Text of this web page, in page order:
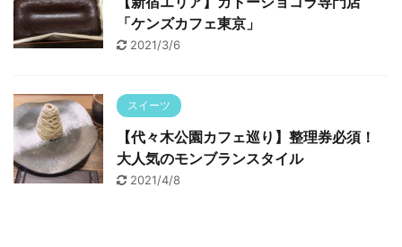
「ケンズカフェ東京」
2021/3/6
スイーツ
【代々木公園カフェ巡り】整理券必須！
大人気のモンブランスタイル
2021/4/8